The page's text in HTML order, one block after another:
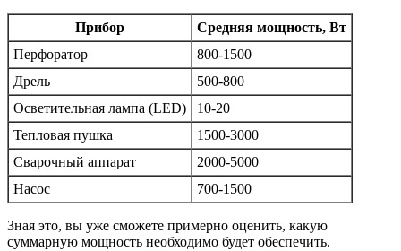
Прибор
Средняя мощность, Вт
Перфоратор
800-1500
Дрель
500-800
Осветительная лампа (LED)
10-20
Тепловая пушка
1500-3000
Сварочный аппарат
2000-5000
Насос
700-1500
Зная это, вы уже сможете примерно оценить, какую
суммарную мощность необходимо будет обеспечить.